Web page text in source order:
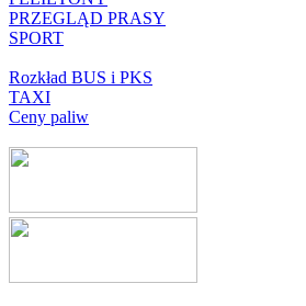
PRZEGLĄD PRASY
SPORT
Rozkład BUS i PKS
TAXI
Ceny paliw